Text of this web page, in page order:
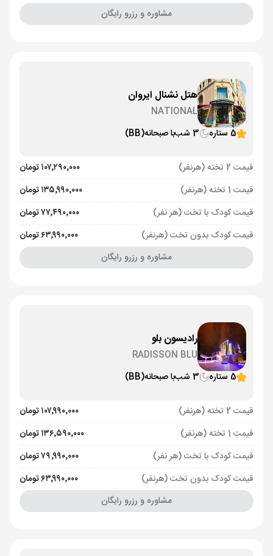
مشاوره و رزرو رایگان
هتل نشنال ایروان
NATIONAL
5 ستاره
3 شب با صبحانه(BB)
قیمت 2 تخته (هرنفر)
۱۰۷٬۲۹۰٬۰۰۰ تومان
قیمت 1 تخته (هرنفر)
۱۳۵٬۹۹۰٬۰۰۰ تومان
قیمت کودک با تخت (هر نفر)
۷۷٬۴۹۰٬۰۰۰ تومان
قیمت کودک بدون تخت (هرنفر)
۶۳٬۹۹۰٬۰۰۰ تومان
مشاوره و رزرو رایگان
رادیسون بلو
RADISSON BLU
5 ستاره
3 شب با صبحانه(BB)
قیمت 2 تخته (هرنفر)
۱۰۷٬۹۹۰٬۰۰۰ تومان
قیمت 1 تخته (هرنفر)
۱۳۶٬۵۹۰٬۰۰۰ تومان
قیمت کودک با تخت (هر نفر)
۷۹٬۹۹۰٬۰۰۰ تومان
قیمت کودک بدون تخت (هرنفر)
۶۳٬۹۹۰٬۰۰۰ تومان
مشاوره و رزرو رایگان